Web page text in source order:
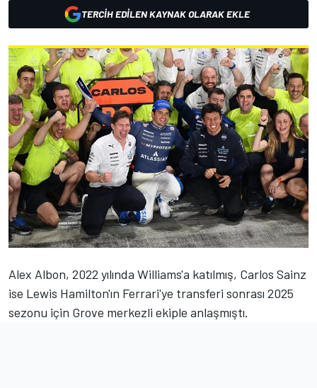
TERCIH EDILEN KAYNAK OLARAK EKLE
Alex Albon, 2022 yılında Williams'a katılmış, Carlos Sainz
ise Lewis Hamilton'ın Ferrari'ye transferi sonrası 2025
sezonu için Grove merkezli ekiple anlaşmıştı.